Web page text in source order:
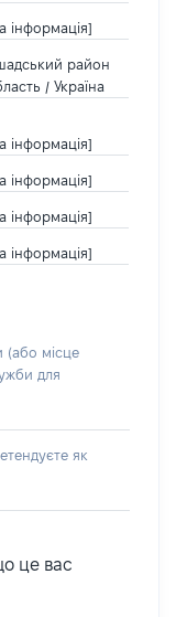
інформація]
район
/ Україна
інформація]
інформація]
інформація]
інформація]
(або місце
для
як
це вас